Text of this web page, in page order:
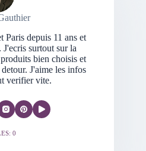
Paris depuis 11 ans et
surtout sur la
bien choisis et
J'aime les infos
verifier vite.
0